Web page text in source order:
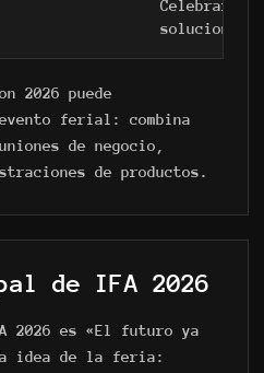
Celebrar
soluciones
2026 puede
ferial: combina
de negocio,
de productos.
de IFA 2026
2026 es «El futuro ya
idea de la feria: